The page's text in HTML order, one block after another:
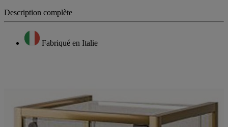
Description complète
Fabriqué en Italie